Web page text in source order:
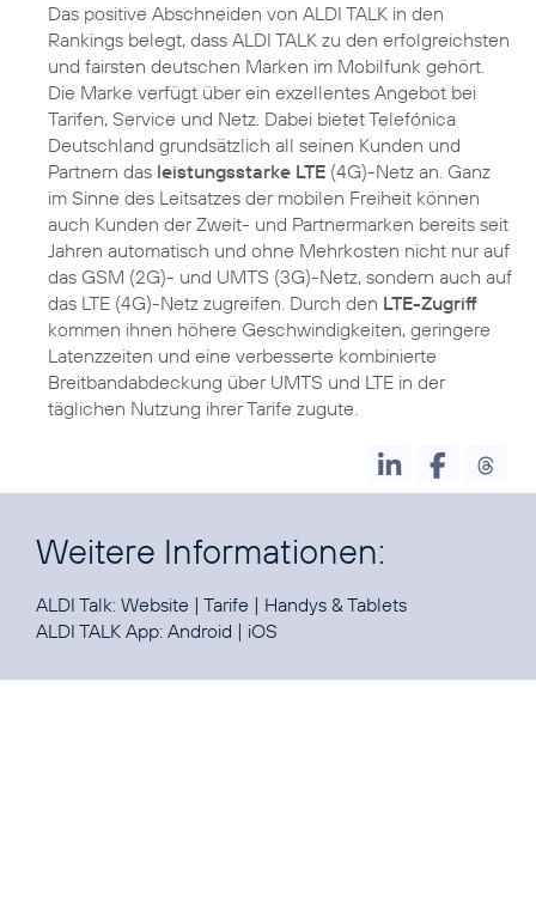
Das positive Abschneiden von ALDI TALK in den
Rankings belegt, dass ALDI TALK zu den erfolgreichsten
und fairsten deutschen Marken im Mobilfunk gehört.
Die Marke verfügt über ein exzellentes Angebot bei
Tarifen, Service und Netz. Dabei bietet Telefónica
Deutschland grundsätzlich all seinen Kunden und
Partnern das leistungsstarke LTE (4G)-Netz an. Ganz
im Sinne des Leitsatzes der mobilen Freiheit können
auch Kunden der Zweit- und Partnermarken bereits seit
Jahren automatisch und ohne Mehrkosten nicht nur auf
das GSM (2G)- und UMTS (3G)-Netz, sondern auch auf
das LTE (4G)-Netz zugreifen. Durch den LTE-Zugriff
kommen ihnen höhere Geschwindigkeiten, geringere
Latenzzeiten und eine verbesserte kombinierte
Breitbandabdeckung über UMTS und LTE in der
täglichen Nutzung ihrer Tarife zugute.
Weitere Informationen:
ALDI Talk: Website | Tarife | Handys & Tablets
ALDI TALK App: Android | iOS